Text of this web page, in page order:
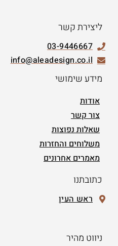
ליצירת קשר
03-9446667
info@aleadesign.co.il
מידע שימושי
אודות
צור קשר
שאלות נפוצות
משלוחים והחזרות
מאמרים אחרונים
כתובתנו
ראש העין
ניווט מהיר